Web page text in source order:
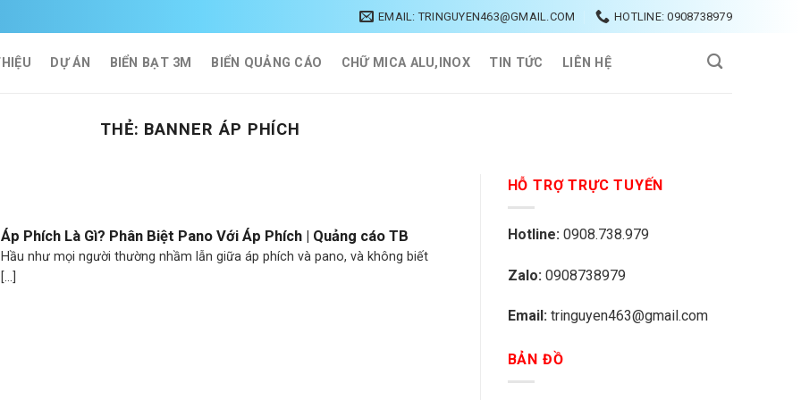
EMAIL: TRINGUYEN463@GMAIL.COM HOTLINE: 0908738979
DỰ ÁN BIỂN BẠT 3M BIỂN QUẢNG CÁO CHỮ MICA ALU,INOX TIN TỨC LIÊN HỆ
THẺ: BANNER ÁP PHÍCH
Áp Phích Là Gì? Phân Biệt Pano Với Áp Phích | Quảng cáo TB
Hầu như mọi người thường nhầm lẫn giữa áp phích và pano, và không biết
[...]
HỖ TRỢ TRỰC TUYẾN
Hotline: 0908.738.979
Zalo: 0908738979
Email: tringuyen463@gmail.com
BẢN ĐỒ